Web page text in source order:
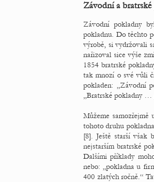
Závodní a
Závodní pokladny
pokladnu. Do těchto
výrobě, si vydržovali
nařizoval sice výše
1854 bratrské
tak mnozí o své vůli
pokladen: „Závodní
„Bratrské pokladny …
Můžeme
tohoto druhu
[8]. Ještě starší však
nejstarším bratrské
Dalšími příklady
nebo: „pokladna u
400 zlatých ročně.“